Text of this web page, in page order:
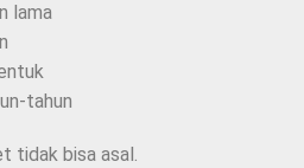
lama
tahun
tidak bisa asal.